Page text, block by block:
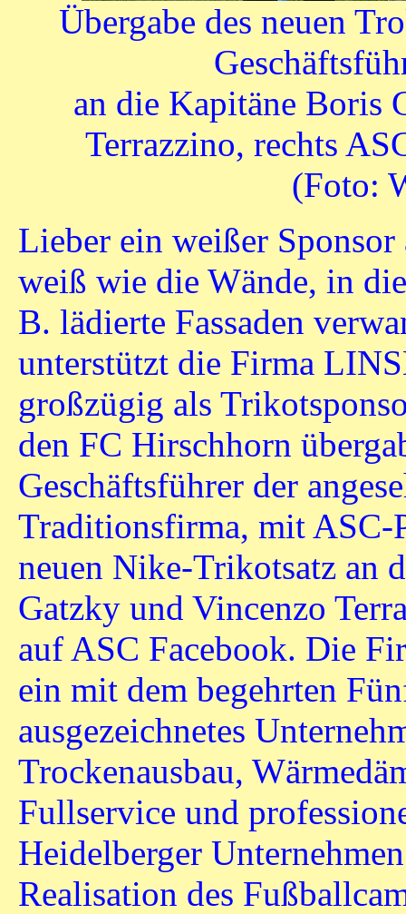
Übergabe des neuen
an die Kapitäne Boris
Terrazzino, rechts
(Foto:
Lieber ein weißer Sponsor
weiß wie die Wände, in
B. lädierte Fassaden
unterstützt die Firma
großzügig als
den FC Hirschhorn
Geschäftsführer der
Traditionsfirma, mit ASC-
neuen Nike-Trikotsatz an
Gatzky und Vincenzo
auf ASC Facebook. Die
ein mit dem begehrten
ausgezeichnetes
Trockenausbau,
Fullservice und
Heidelberger
Realisation des